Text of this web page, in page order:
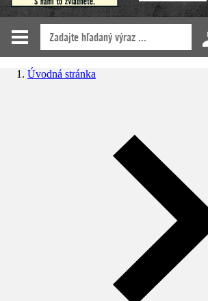
Úvodná stránka